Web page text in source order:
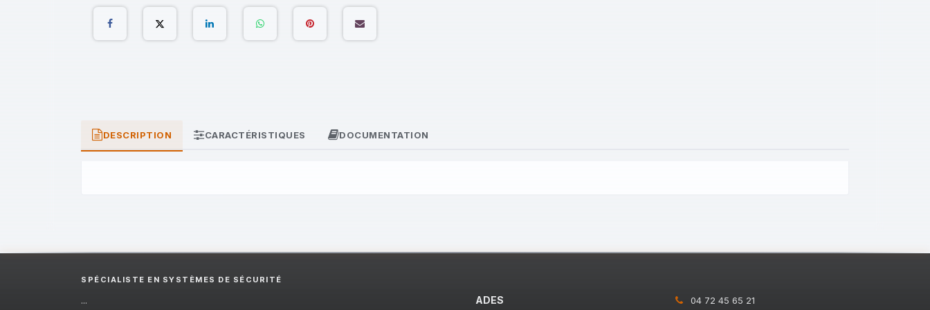
DESCRIPTION CARACTÉRISTIQUES DOCUMENTATION
SPÉCIALISTE EN SYSTÈMES DE SÉCURITÉ
...
ADES
04 72 45 65 21